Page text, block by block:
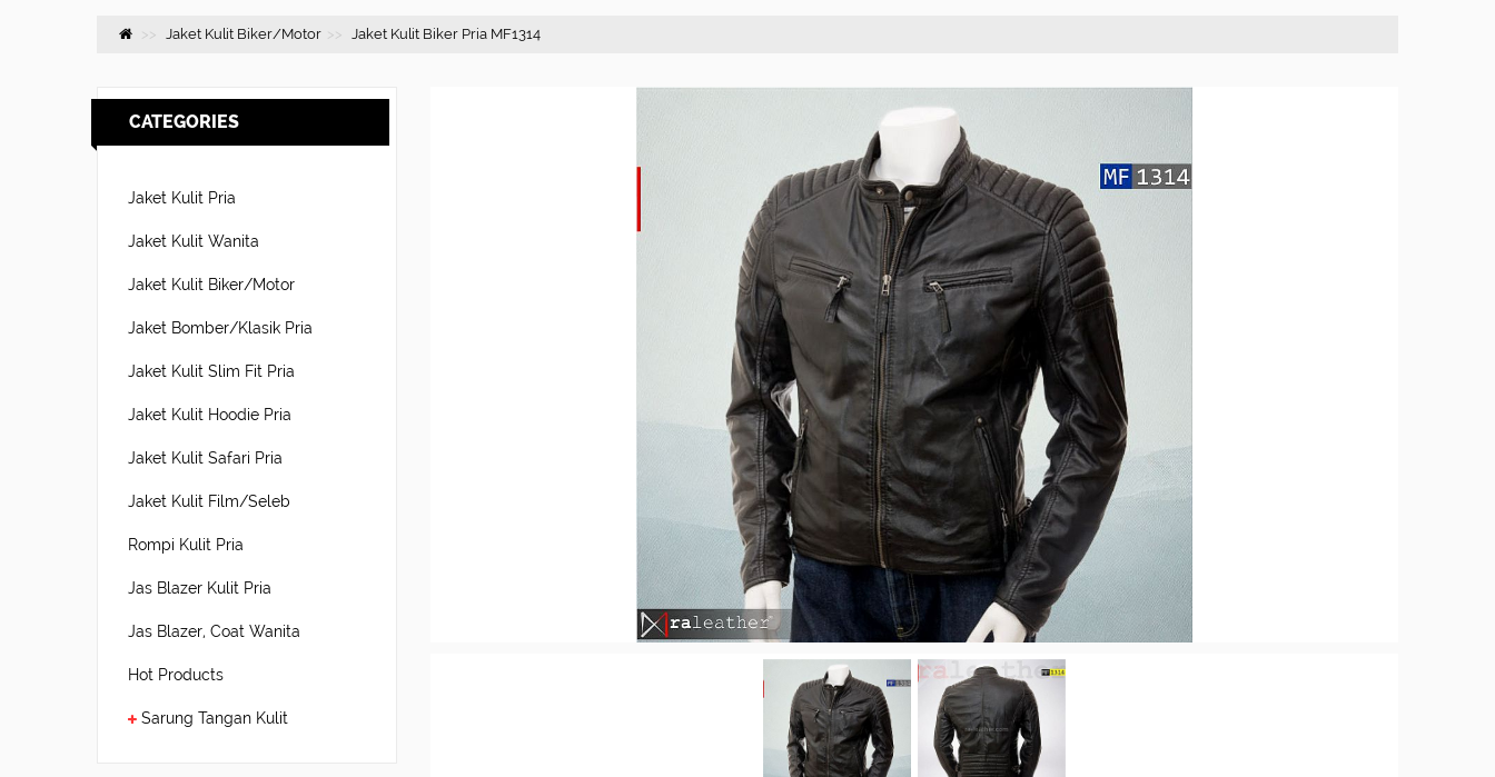
Jaket Kulit Biker/Motor Jaket Kulit Biker Pria MF1314
CATEGORIES
Jaket Kulit Pria
Jaket Kulit Wanita
Jaket Kulit Biker/Motor
Jaket Bomber/Klasik Pria
Jaket Kulit Slim Fit Pria
Jaket Kulit Hoodie Pria
Jaket Kulit Safari Pria
Jaket Kulit Film/Seleb
Rompi Kulit Pria
Jas Blazer Kulit Pria
Jas Blazer, Coat Wanita
Hot Products
Sarung Tangan Kulit